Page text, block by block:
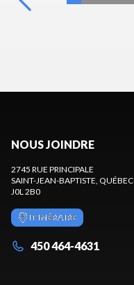
NOUS JOINDRE
2745 RUE PRINCIPALE
SAINT-JEAN-BAPTISTE , QUÉBEC
J0L 2B0
ITINÉRAIRE
450 464-4631